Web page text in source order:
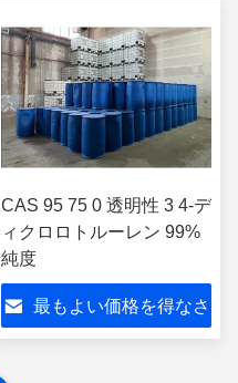
CAS 95 75 0 透明性 3 4-デ
ィクロロトルーレン 99%
純度
最もよい価格を得なさ